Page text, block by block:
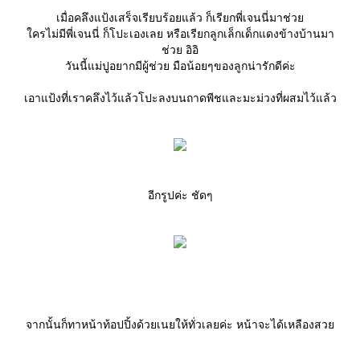
เมื่อคลึงแป้งเสร็จเรียบร้อยแล้ว ก็เรียกพี่เจนนี่มาช่ว
ครไม่มีพี่เจนนี่ ก็โปะเองเลย หรือเรียกลูกเล็กเด็กแดงข้างบ้านมา
ช่วย อิอิ
วันนี้แม่ปูอยากมีผู้ช่วย มือน้อยๆของลูกน่ารักดีค่ะ
เอาแป้งที่เราคลึงไว้แล้วโปะลงบนถาดพีชและมะม่วงที่ผสมไว้แล้ว
อีกรูปค่ะ ชัดๆ
จากนั้นก็ทาหน้าท้อปปิ้งด้วยเนยให้ทั่วเลยค่ะ หน้าจะได้เหลืองสว